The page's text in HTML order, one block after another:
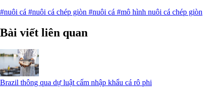
#nuôi cá #nuôi cá chép giòn #nuôi cá #mô hình nuôi cá chép giòn
Bài viết liên quan
Brazil thông qua dự luật cấm nhập khẩu cá rô phi